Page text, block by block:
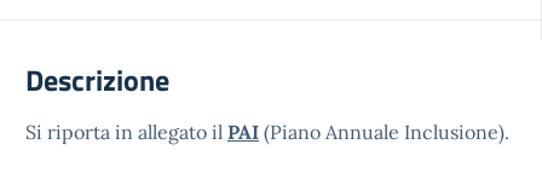
Descrizione
Si riporta in allegato il PAI (Piano Annuale Inclusione).